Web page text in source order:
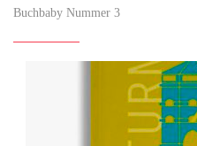
Buchbaby Nummer 3